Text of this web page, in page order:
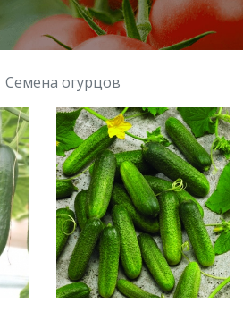
Семена огурцов